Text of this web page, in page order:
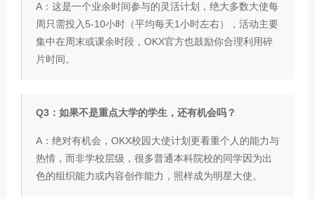
A：这是一个业余时间参与的灵活计划，绝大多数大使每
周只需投入5-10小时（平均每天1小时左右），活动主要
集中在周末或课余时段，OKX官方也鼓励你合理利用碎
片时间。
Q3：如果不是重点大学的学生，还有机会吗？
A：绝对有机会，OKX校园大使计划更看重个人的能力与
热情，而非学校层级，很多普通本科院校的同学因为出
色的组织能力或内容创作能力，照样成为明星大使。